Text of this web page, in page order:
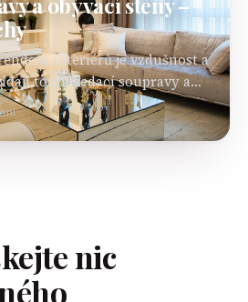
interiérů je vzdušnost a
tomu sedací soupravy a
soupravy jsou prostorné,
z modulů, které lze různé
Látky…
nic